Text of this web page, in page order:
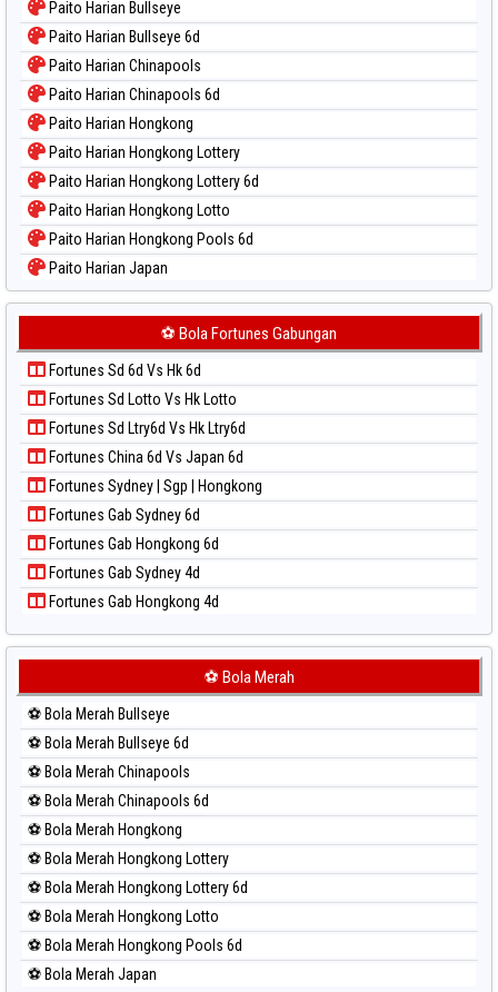
Paito Harian Bullseye
Paito Harian Bullseye 6d
Paito Harian Chinapools
Paito Harian Chinapools 6d
Paito Harian Hongkong
Paito Harian Hongkong Lottery
Paito Harian Hongkong Lottery 6d
Paito Harian Hongkong Lotto
Paito Harian Hongkong Pools 6d
Paito Harian Japan
Paito Harian Japan 6d
Paito Harian Korea
Paito Harian Kuda Lari
Paito Harian Magnum Cambodia
Paito Harian Nagoya
Paito Harian New York Midday
Paito Harian North Carolina Day
Paito Harian Pcso
Paito Harian Pennsylvania Day
Paito Harian Sao Paulo
Paito Harian Singapore
Paito Harian Sydney
Paito Harian Sydney Lottery
Paito Harian Sydney Lottery 6d
Paito Harian Sydney Lotto
Paito Harian Sydney Pools 6d
Paito Harian Taipei
Paito Harian Taiwan
⚽ Bola Fortunes Gabungan
Fortunes Sd 6d Vs Hk 6d
Fortunes Sd Lotto Vs Hk Lotto
Fortunes Sd Ltry6d Vs Hk Ltry6d
Fortunes China 6d Vs Japan 6d
Fortunes Sydney | Sgp | Hongkong
Fortunes Gab Sydney 6d
Fortunes Gab Hongkong 6d
Fortunes Gab Sydney 4d
Fortunes Gab Hongkong 4d
⚽ Bola Merah
⚽ Bola Merah Bullseye
⚽ Bola Merah Bullseye 6d
⚽ Bola Merah Chinapools
⚽ Bola Merah Chinapools 6d
⚽ Bola Merah Hongkong
⚽ Bola Merah Hongkong Lottery
⚽ Bola Merah Hongkong Lottery 6d
⚽ Bola Merah Hongkong Lotto
⚽ Bola Merah Hongkong Pools 6d
⚽ Bola Merah Japan